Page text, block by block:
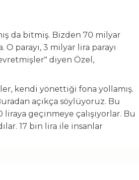
da bitmiş. Bizden 70 milyar
parayı, 3 milyar lira parayı
diyen Özel,
kendi yönettiği fona yollamış.
açıkça söylüyoruz. Bu
geçinmeye çalışıyorlar. Bu
17 bin lira ile insanlar